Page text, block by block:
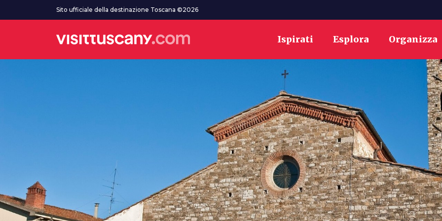
Vai al contenuto principaleSito ufficiale della destinazione Toscana ©2026
Ispirati Esplora Organizza